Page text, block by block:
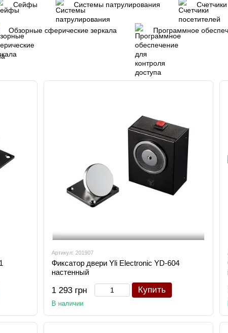
Сейфы Системы патрулирования
Обзорные сферические зеркала Программное
Артикул: 201907
Фиксатор двери Yli Electronic YD-604
настенный
1 293 грн Купить
В наличии